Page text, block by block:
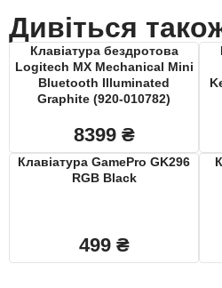
Дивіться
Клавiатура бездротова
Logitech MX Mechanical Mini
Bluetooth Illuminated
Graphite (920-010782)
8399 ₴
Клавіатура GamePro GK296
RGB Black
499 ₴